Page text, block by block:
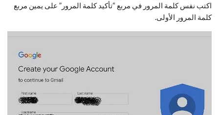
اكتب نفس كلمة المرور في مربع “تأكيد كلمة المرور” على يمين مربع
كلمة المرور الأولى.